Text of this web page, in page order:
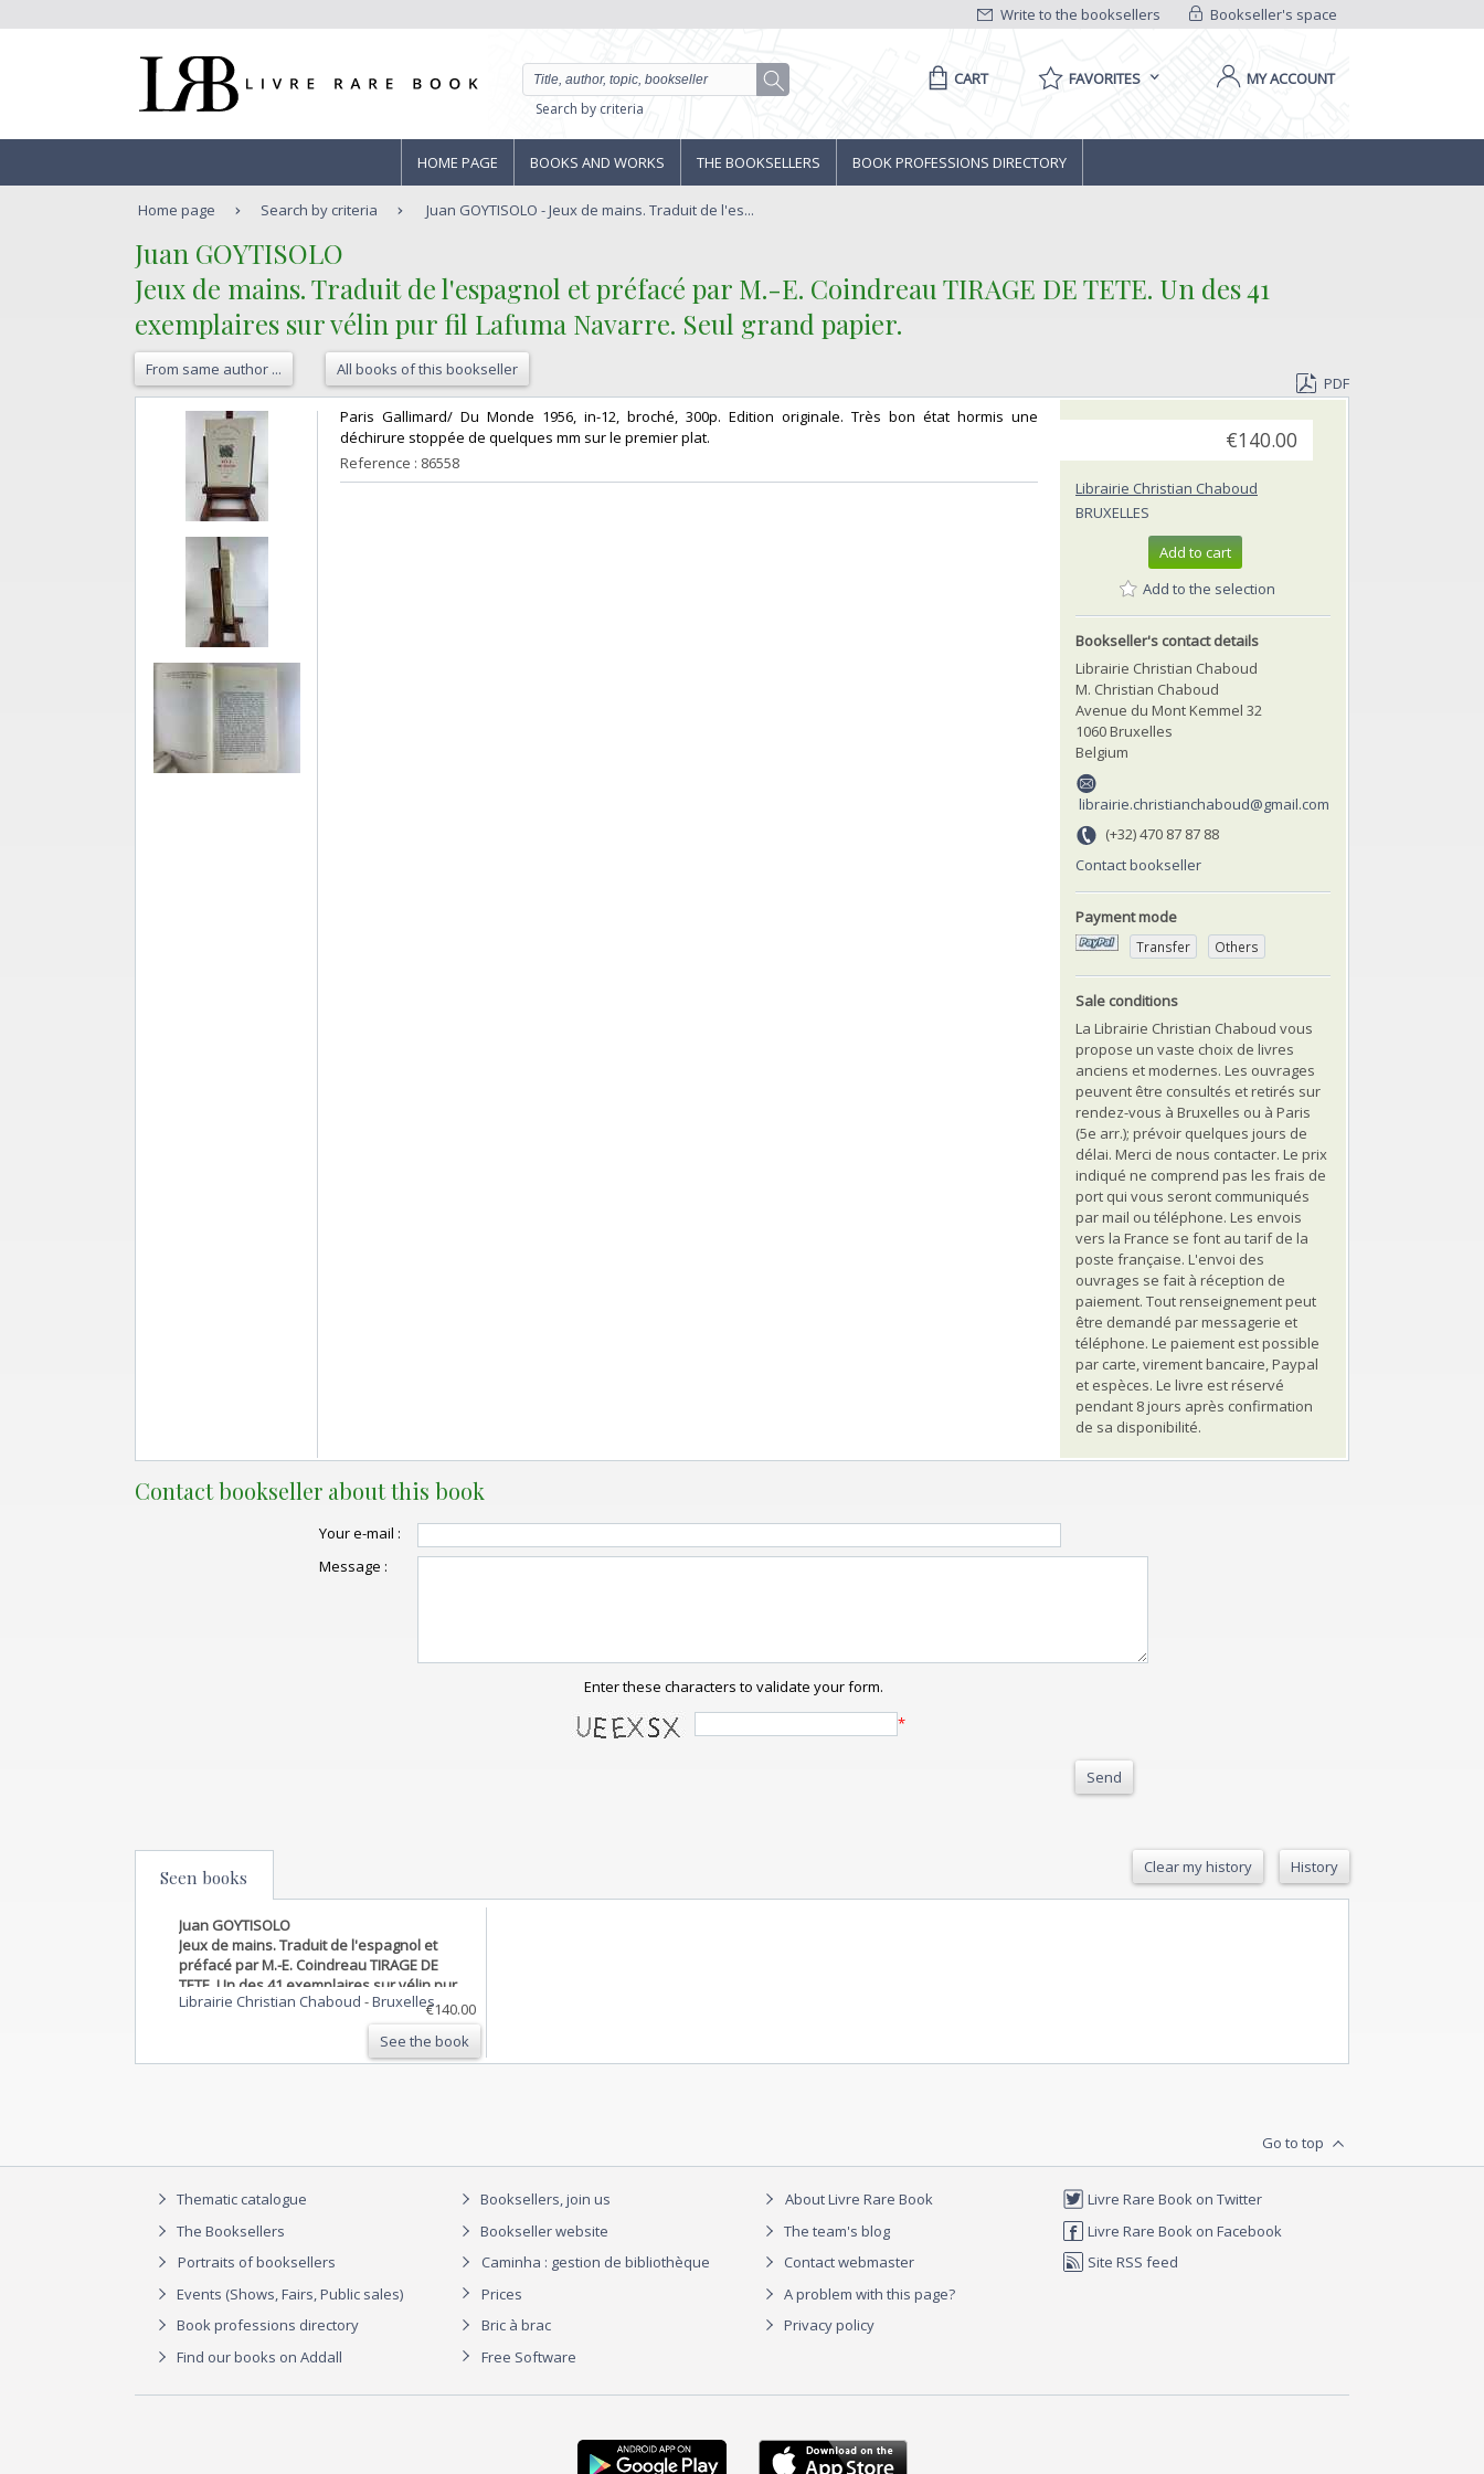
Bookseller's space
Write to the booksellers
Search by criteria
CART FAVORITES MY ACCOUNT
HOME PAGE BOOKS AND WORKS THE BOOKSELLERS BOOK PROFESSIONS DIRECTORY
Home page Search by criteria Juan GOYTISOLO - Jeux de mains. Traduit de l'es...
‎Juan GOYTISOLO‎
‎Jeux de mains. Traduit de l'espagnol et préfacé par M.-E. Coindreau TIRAGE DE TETE. Un des 41
exemplaires sur vélin pur fil Lafuma Navarre. Seul grand papier.‎
From same author ... All books of this bookseller
PDF
‎Paris Gallimard/ Du Monde 1956, in-12, broché, 300p. Edition originale. Très bon état hormis une
déchirure stoppée de quelques mm sur le premier plat. ‎
Reference : 86558
€140.00
Librairie Christian Chaboud
BRUXELLES
Add to cart
Add to the selection
Bookseller's contact details
Librairie Christian Chaboud
M. Christian Chaboud
Avenue du Mont Kemmel 32
1060 Bruxelles
Belgium
librairie.christianchaboud@gmail.com
(+32) 470 87 87 88
Contact bookseller
Payment mode
Transfer Others
Sale conditions
La Librairie Christian Chaboud vous
propose un vaste choix de livres
anciens et modernes. Les ouvrages
peuvent être consultés et retirés sur
rendez-vous à Bruxelles ou à Paris
(5e arr.); prévoir quelques jours de
délai. Merci de nous contacter. Le prix
indiqué ne comprend pas les frais de
port qui vous seront communiqués
par mail ou téléphone. Les envois
vers la France se font au tarif de la
poste française. L'envoi des
ouvrages se fait à réception de
paiement. Tout renseignement peut
être demandé par messagerie et
téléphone. Le paiement est possible
par carte, virement bancaire, Paypal
et espèces. Le livre est réservé
pendant 8 jours après confirmation
de sa disponibilité.
Contact bookseller about this book
Your e-mail :
Message :
Enter these characters to validate your form.
*
Send
Seen books Clear my history History
Juan GOYTISOLO
Jeux de mains. Traduit de l'espagnol et
préfacé par M.-E. Coindreau TIRAGE DE
TETE. Un des 41 exemplaires sur vélin pur
fil Lafuma Navarre. Seul grand papier.
Librairie Christian Chaboud -Bruxelles€140.00
See the book
Go to top
Thematic catalogue
The Booksellers
Portraits of booksellers
Events (Shows, Fairs, Public sales)
Book professions directory
Find our books on Addall
Booksellers, join us
Bookseller website
Caminha : gestion de bibliothèque
Prices
Bric à brac
Free Software
About Livre Rare Book
The team's blog
Contact webmaster
A problem with this page?
Privacy policy
Livre Rare Book on Twitter
Livre Rare Book on Facebook
Site RSS feed